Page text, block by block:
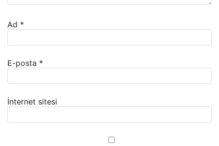
Ad *
E-posta *
İnternet sitesi